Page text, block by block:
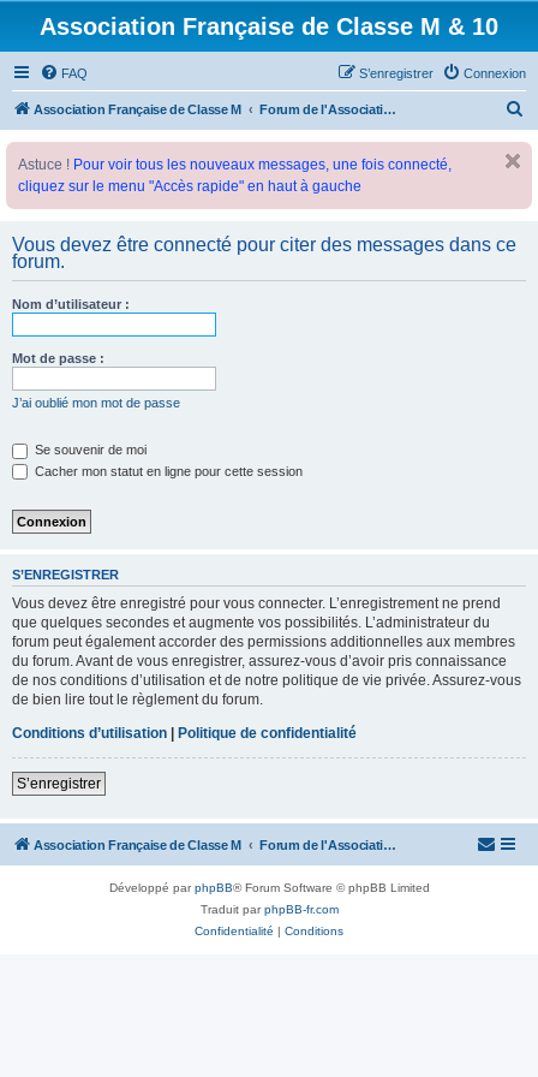
Association Française de Classe M & 10
FAQ Connexion
S’enregistrer
Association Française de Classe M Forum de l'Association Française de Classe M
c
Astuce ! Pour voir tous les nouveaux messages, une fois connecté,
cliquez sur le menu "Accès rapide" en haut à gauche
Vous devez être connecté pour citer des messages dans ce
forum.
Nom d’utilisateur :
Mot de passe :
J’ai oublié mon mot de passe
Se souvenir de moi
Cacher mon statut en ligne pour cette session
S’ENREGISTRER
Vous devez être enregistré pour vous connecter. L’enregistrement ne prend
que quelques secondes et augmente vos possibilités. L’administrateur du
forum peut également accorder des permissions additionnelles aux membres
du forum. Avant de vous enregistrer, assurez-vous d’avoir pris connaissance
de nos conditions d’utilisation et de notre politique de vie privée. Assurez-vous
de bien lire tout le règlement du forum.
Conditions d’utilisation | Politique de confidentialité
S’enregistrer
Association Française de Classe M Forum de l'Association Française de Classe M
Développé parphpBB® Forum Software © phpBB Limited
Traduit parphpBB-fr.com
Confidentialité | Conditions